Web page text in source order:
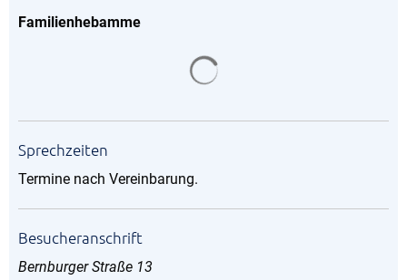
Familienhebamme
Sprechzeiten
Termine nach Vereinbarung.
Besucheranschrift
Bernburger Straße 13